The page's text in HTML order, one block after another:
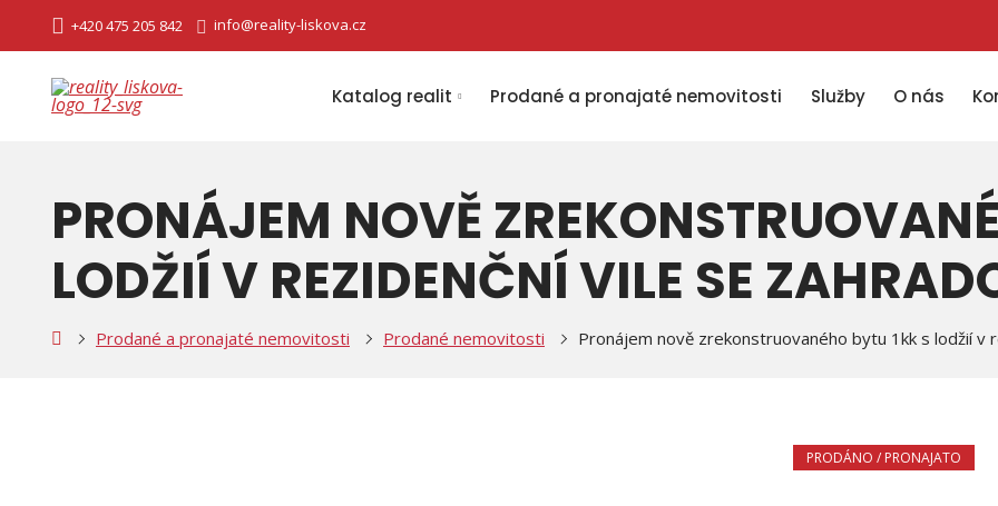
+420 475 205 842 info@reality-liskova.cz
Katalog realit Prodané a pronajaté nemovitosti Služby O nás
PRONÁJEM NOVĚ
LODŽIÍ V REZIDENČNÍ VILE SE
Prodané a pronajaté nemovitosti Prodané nemovitosti Pronájem nově zrekonstruovaného bytu 1kk s lodžií v
PRODÁNO / PRONAJATO